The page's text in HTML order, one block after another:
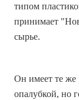
типом
принимает "
сырье.
Он имеет те же
опалубкой, но